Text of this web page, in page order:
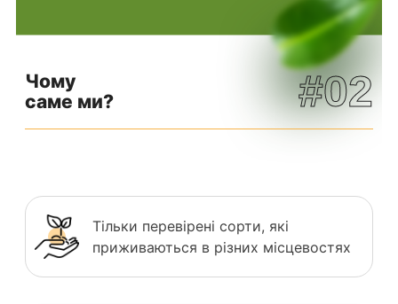
Чому
саме ми?
#02
Тільки перевірені сорти, які
приживаються в різних місцевостях